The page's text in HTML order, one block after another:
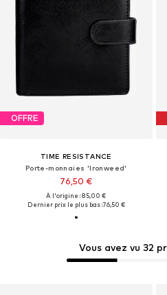
OFFRE
TIME RESISTANCE
Porte-monnaies 'Ironweed'
76,50 €
À l'origine : 85,00 €
Dernier prix le plus bas :76,50 €
Vous avez vu 32